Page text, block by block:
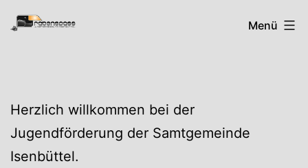
Zum
Inhalt
RabenspassMenü
Herzlich willkommen bei der
Jugendförderung der Samtgemeinde
Isenbüttel.